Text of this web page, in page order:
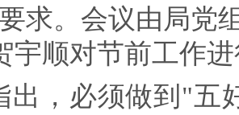
求。会议由局党
宇顺对节前工作
出，必须做到"五